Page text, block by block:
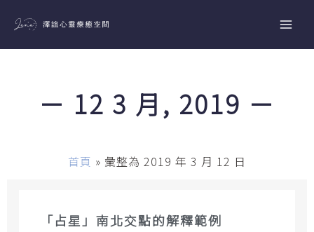
主
－ 12 3 月, 2019 －
首頁 » 彙整為 2019 年 3 月 12 日
「占星」南北交點的解釋範例